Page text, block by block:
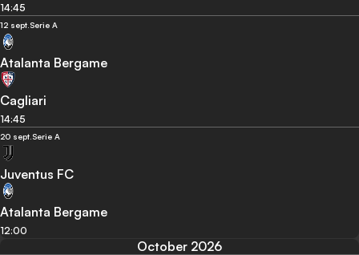
14:45
12 sept. Serie A
Atalanta Bergame
Cagliari
14:45
20 sept. Serie A
Juventus FC
Atalanta Bergame
12:00
October 2026